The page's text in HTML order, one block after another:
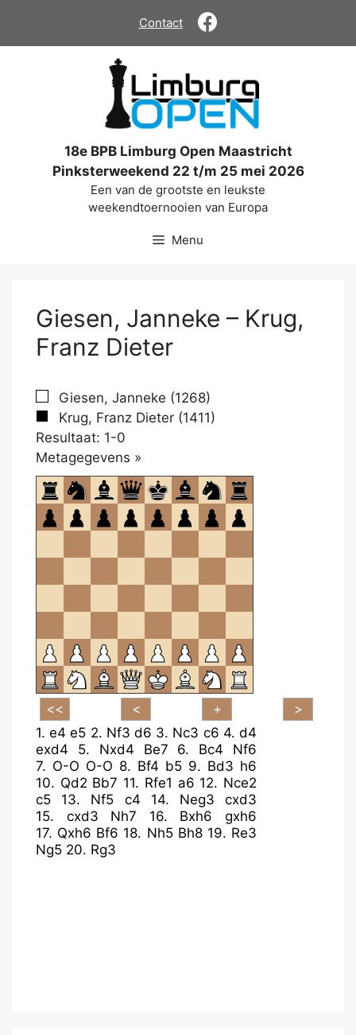
de
Contact
18e BPB Limburg Open Maastricht
Pinksterweekend 22 t/m 25 mei 2026
Een van de grootste en leukste
weekendtoernooien van Europa
Menu
Giesen, Janneke – Krug,
Franz Dieter
Giesen, Janneke (1268)
Krug, Franz Dieter (1411)
Resultaat: 1-0
Metagegevens »
om
te
openen.
1.e4 e5 2. Nf3 d6 3. Nc3 c6 4.d4
exd4
5. Nxd4 Be7 6. Bc4
Nf6
7. O-O O-O 8. Bf4 b5 9. Bd3 h6
10. Qd2 Bb7 11. Rfe1 a6 12. Nce2
c5
13. Nf5 c4 14. Neg3
cxd3
15. cxd3 Nh7 16. Bxh6
gxh6
17. Qxh6 Bf6 18. Nh5 Bh8 19. Re3
Ng5 20. Rg3